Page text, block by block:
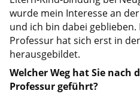
wurde mein Interesse an
und ich bin dabei
Professur hat sich erst in
herausgebildet.
Welcher Weg hat Sie nach
Professur geführt?